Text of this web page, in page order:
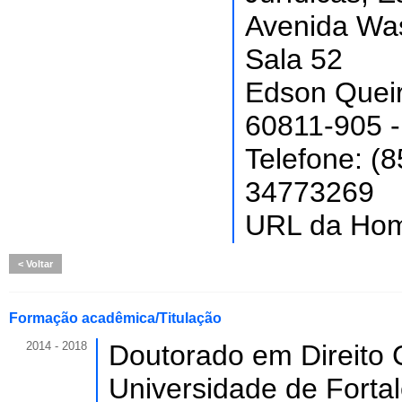
Avenida
Sala 52
Edson
60811-905
Telefone:
34773269
URL da
Voltar
Formação acadêmica/Titulação
2014 - 2018
Doutorado em Direito
Universidade de